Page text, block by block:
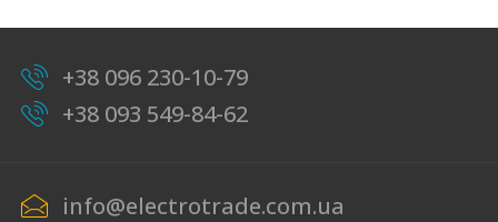
+38 096 230-10-79
+38 093 549-84-62
info@electrotrade.com.ua